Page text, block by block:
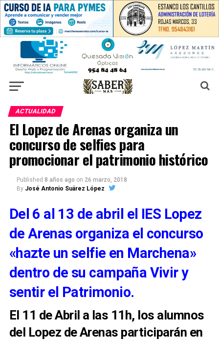
ACTUALIDAD
El Lopez de Arenas organiza un
concurso de selfies para
promocionar el patrimonio histórico
Published 8 años ago on 26 marzo, 2018
By José Antonio Suárez López
Del 6 al 13 de abril el IES Lopez
de Arenas organiza el concurso
«hazte un selfie en Marchena»
dentro de su campaña Vivir y
sentir el Patrimonio.
El 11 de Abril a las 11h, los alumnos
del Lopez de Arenas participarán en